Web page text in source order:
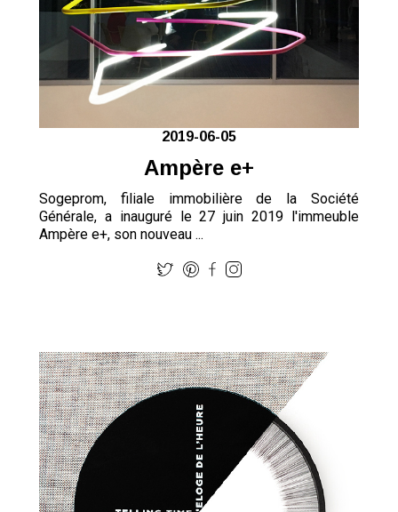
2019-06-05
Ampère e+
Sogeprom, filiale immobilière de la Société
Générale, a inauguré le 27 juin 2019 l'immeuble
Ampère e+, son nouveau ...